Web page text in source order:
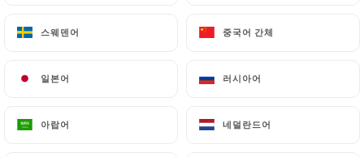
스웨덴어 중국어 간체
일본어 러시아어
아랍어 네덜란드어
스웨덴어 중국어 간체
일본어 러시아어
아랍어 네덜란드어